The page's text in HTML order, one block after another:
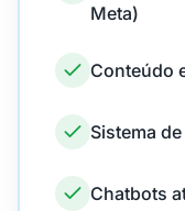
Meta)
Conteúdo
Sistema
Chatbots